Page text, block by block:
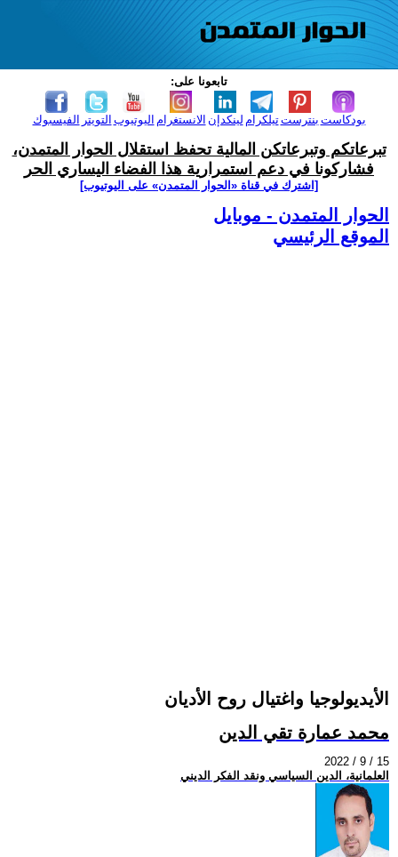
تابعونا على:
الفيسبوك التويتر اليوتيوب الانستغرام لينكدإن تيلكرامبنترست بودكاست
تبرعاتكم وتبرعاتكن المالية تحفظ استقلال الحوار المتمدن،
فشاركونا في دعم استمرارية هذا الفضاء اليساري الحر
[اشترك في قناة ‫«الحوار المتمدن» على اليوتيوب]
الحوار المتمدن - موبايل
الموقع الرئيسي
الأيديولوجيا واغتيال روح الأديان
محمد عمارة تقي الدين
2022 / 9 / 15
العلمانية، الدين السياسي ونقد الفكر الديني